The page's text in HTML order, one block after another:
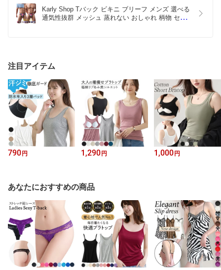
Karly Shop Tバック ビキニ ブリーフ メンズ 選べる
通気性抜群 メッシュ 蒸れない おしゃれ 柄物 セク
注目アイテム
790 円 1,290 円 1,000 円
あなたにおすすめの商品